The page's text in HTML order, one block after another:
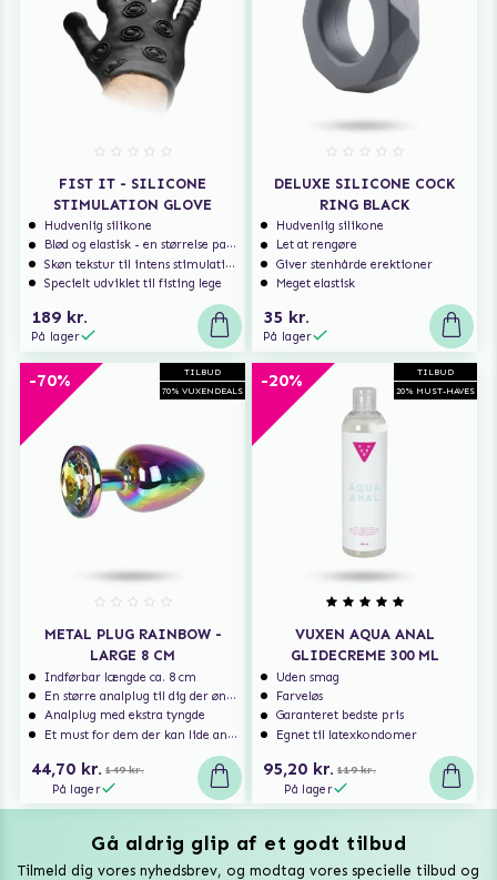
FIST IT - SILICONE
STIMULATION GLOVE
Hudvenlig silikone
Blød og elastisk - en størrelse passer til de fleste
Skøn tekstur til intens stimulation!
Specielt udviklet til fisting lege
189 kr.
På lager
DELUXE SILICONE COCK
RING BLACK
Hudvenlig silikone
Let at rengøre
Giver stenhårde erektioner
Meget elastisk
35 kr.
På lager
TILBUD
70% VUXENDEALS
-70%
METAL PLUG RAINBOW -
LARGE 8 CM
Indførbar længde ca. 8 cm
En større analplug til dig der ønsker at blive fyldt
Analplug med ekstra tyngde
Et must for dem der kan lide analsex og analt sexlegetøj
44,70 kr. 149 kr.
På lager
TILBUD
20% MUST-HAVES
-20%
VUXEN AQUA ANAL
GLIDECREME 300 ML
Uden smag
Farveløs
Garanteret bedste pris
Egnet til latexkondomer
95,20 kr. 119 kr.
På lager
Gå aldrig glip af et godt tilbud
Tilmeld dig vores nyhedsbrev, og modtag vores specielle tilbud og
Vuxen Magazine